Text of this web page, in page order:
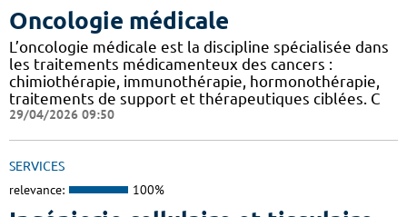
Oncologie médicale
L’oncologie médicale est la discipline spécialisée dans
les traitements médicamenteux des cancers :
chimiothérapie, immunothérapie, hormonothérapie,
traitements de support et thérapeutiques ciblées. C
29/04/2026 09:50
SERVICES
relevance: 100%